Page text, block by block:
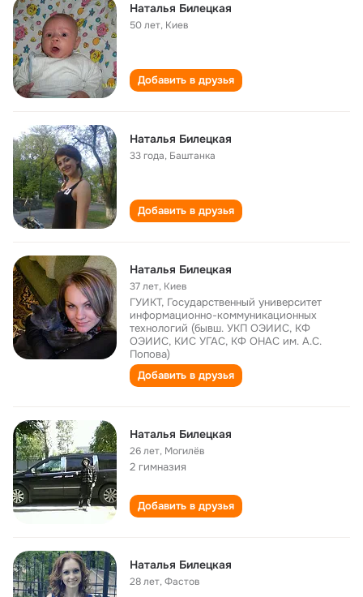
Наталья Билецкая
50 лет, Киев
Добавить в друзья
Наталья Билецкая
33 года, Баштанка
Добавить в друзья
Наталья Билецкая
37 лет, Киев
ГУИКТ, Государственный университет
информационно-коммуникационных
технологий (бывш. УКП ОЭИИС, КФ
ОЭИИС, КИС УГАС, КФ ОНАС им. А.С.
Попова)
Добавить в друзья
Наталья Билецкая
26 лет, Могилёв
2 гимназия
Добавить в друзья
Наталья Билецкая
28 лет,Фастов